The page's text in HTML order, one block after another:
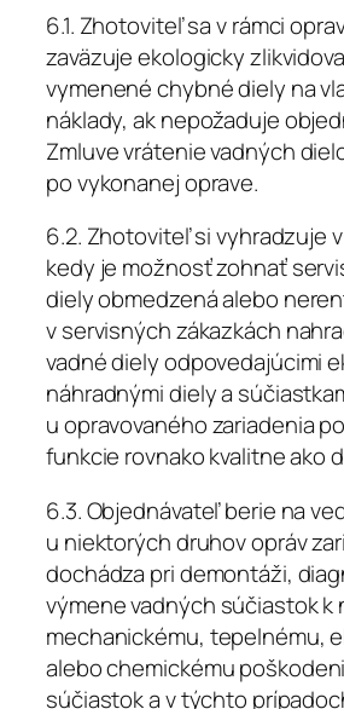
6.1. Zhotoviteľ sa v rámci
zaväzuje ekologicky
vymenené chybné diely na
náklady, ak nepožaduje
Zmluve vrátenie vadných
po vykonanej oprave.
6.2. Zhotoviteľ si vyhradzuje
kedy je možnosť zohnať
diely obmedzená alebo
v servisných zákazkách
vadné diely odpovedajúcimi
náhradnými diely a
u opravovaného zariadenia
funkcie rovnako kvalitne ako
6.3. Objednávateľ berie na
u niektorých druhov opráv
dochádza pri demontáži,
výmene vadných súčiastok k
mechanickému, tepelnému,
alebo chemickému
súčiastok a v týchto